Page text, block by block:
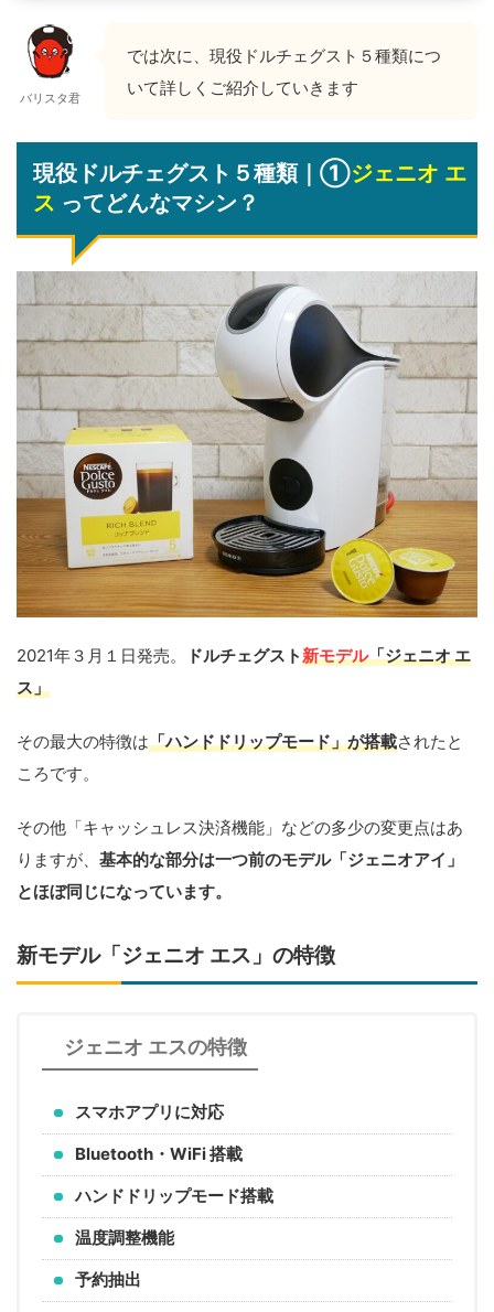
バリスタ君
では次に、現役ドルチェグスト５種類につ
いて詳しくご紹介していきます
現役ドルチェグスト５種類｜①ジェニオ エ
ス ってどんなマシン？
2021年３月１日発売。 ドルチェグスト新モデル「ジェニオ エ
ス」
その最大の特徴は「ハンドドリップモード」が搭載されたと
ころです。
その他「キャッシュレス決済機能」などの多少の変更点はあ
りますが、 基本的な部分は一つ前のモデル「ジェニオアイ」
とほぼ同じになっています。
新モデル「ジェニオ エス」の特徴
ジェニオ エスの特徴
スマホアプリに対応
Bluetooth・WiFi 搭載
ハンドドリップモード搭載
温度調整機能
予約抽出